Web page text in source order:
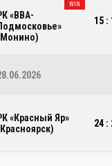
WIN
«ВВА-
15 :
«Красный Яр»
24 :